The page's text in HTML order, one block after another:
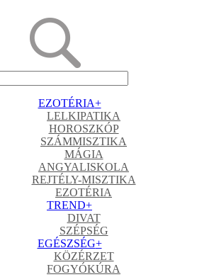
EZOTÉRIA+
LELKIPATIKA
HOROSZKÓP
SZÁMMISZTIKA
MÁGIA
ANGYALISKOLA
REJTÉLY-MISZTIKA
EZOTÉRIA
TREND+
DIVAT
SZÉPSÉG
EGÉSZSÉG+
KÖZÉRZET
FOGYÓKÚRA